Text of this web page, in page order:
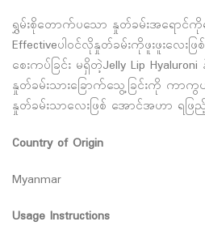
ရွှမ်းစိုတောက်ပသော နှုတ်ခမ်းအရောင်ကို
Effectiveပါဝင်လိုနှုတ်ခမ်းကိုဖူးဖူးလေးဖြစ်
စေးကပ်ခြင်း မရှိတဲ့Jelly Lip Hyaluroni
နှုတ်ခမ်းသားခြောက်သွေ့ခြင်းကို ကာကွ
နှုတ်ခမ်းသာလေးဖြစ် အောင်အဟာ ရဖြ
Country of Origin
Myanmar
Usage Instructions